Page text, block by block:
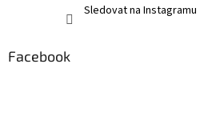
Sledovat na Instagramu
Facebook